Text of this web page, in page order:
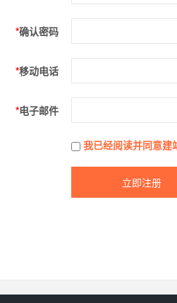
*确认密码
*移动电话
*电子邮件
我已经阅读并同意建